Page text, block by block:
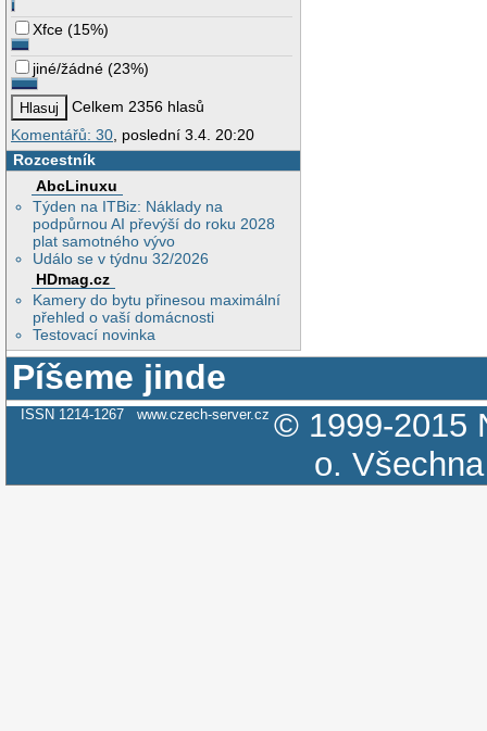
Xfce (15%)
jiné/žádné (23%)
Celkem 2356 hlasů
Komentářů: 30 , poslední 3.4. 20:20
Rozcestník
AbcLinuxu
Týden na ITBiz: Náklady na
podpůrnou AI převýší do roku 2028
plat samotného vývo
Událo se v týdnu 32/2026
HDmag.cz
Kamery do bytu přinesou maximální
přehled o vaší domácnosti
Testovací novinka
Píšeme jinde
ISSN 1214-1267 www.czech-server.cz © 1999-2015
o.